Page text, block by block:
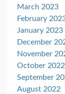
March 2023
February
January 2023
December
November
October 2022
September
August 2022